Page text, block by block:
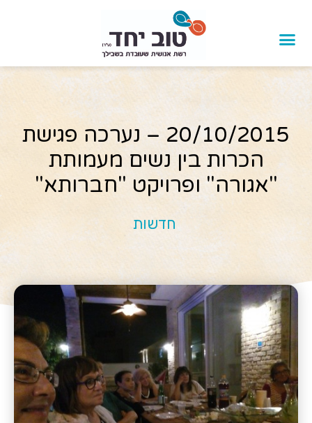
20/10/2015 – נערכה פגישת
הכרות בין נשים מעמותת
"אגורה" ופרויקט "חברותא"
חדשות